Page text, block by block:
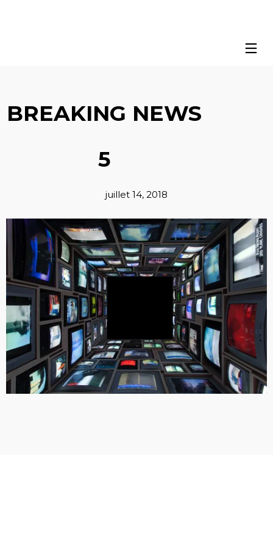
BREAKING NEWS
5
juillet 14, 2018